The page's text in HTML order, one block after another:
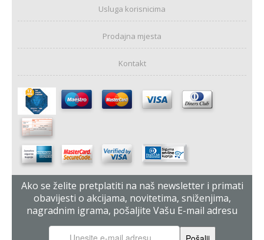
Usluga korisnicima
Prodajna mjesta
Kontakt
Ako se želite pretplatiti na naš newsletter i primati
obavijesti o akcijama, novitetima, sniženjima,
nagradnim igrama, pošaljite Vašu E-mail adresu